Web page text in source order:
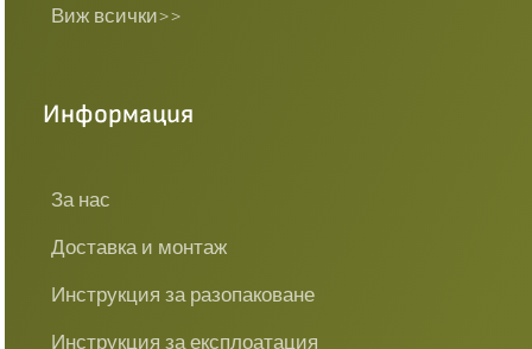
Виж всички>>
Информация
За нас
Доставка и монтаж
Инструкция за разопаковане
Инструкция за експлоатация